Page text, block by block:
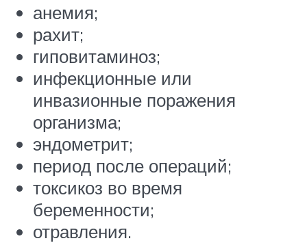
анемия;
рахит;
гиповитаминоз;
инфекционные или
инвазионные поражения
организма;
эндометрит;
период после операций;
токсикоз во время
беременности;
отравления.